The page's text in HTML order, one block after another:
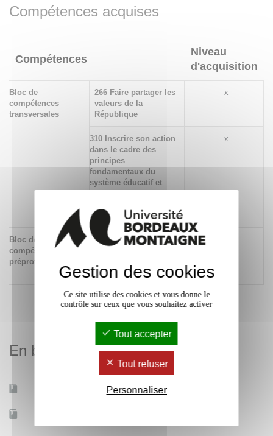
Compétences acquises
Compétences
Niveau
d'acquisition
Bloc de
compétences
transversales
266 Faire partager les
valeurs de la
République
x
310 Inscrire son action
dans le cadre des
principes
fondamentaux du
système éducatif et
l'établissement scolaire
x
Bloc de
compétences
préprofessionnelles
014 Agir en éducateur
éthiques
En bref
Oui
Gestion des cookies
Ce site utilise des cookies et vous donne le
contrôle sur ceux que vous souhaitez activer
Tout accepter
Tout refuser
Personnaliser